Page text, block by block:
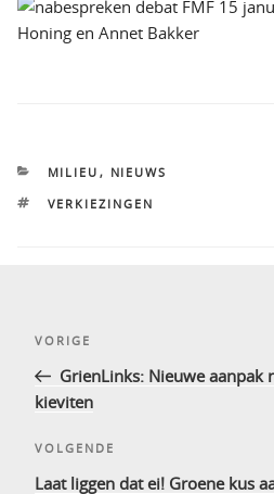
CATEGORIEËN
MILIEU , NIEUWS
TAGS
VERKIEZINGEN
Vorig
bericht
VORIGE
GrienLinks: Nieuwe aanpak
kieviten
Volgend
bericht
VOLGENDE
Laat liggen dat ei! Groene kus